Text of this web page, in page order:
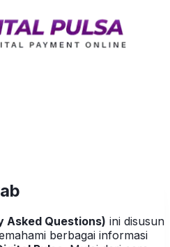
Asked Questions) ini disusun
berbagai informasi